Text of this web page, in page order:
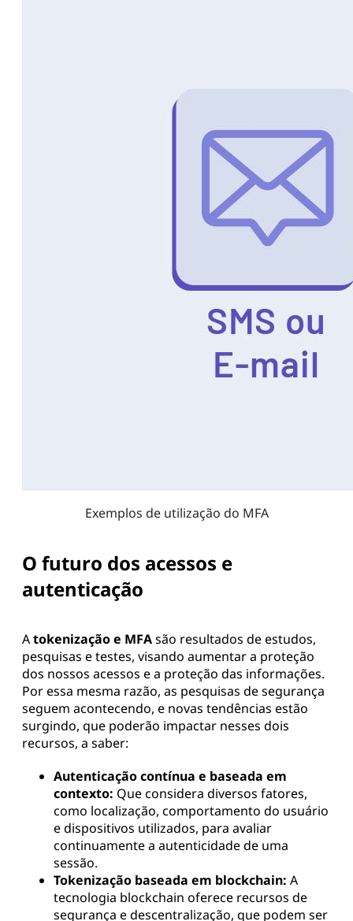
Exemplos de utilização do MFA
O futuro dos acessos e
autenticação
Atokenização e MFAsão resultados de estudos,
pesquisas e testes, visando aumentar a proteção
dos nossos acessos e a proteção das informações.
Por essa mesma razão, as pesquisas de segurança
seguem acontecendo, e novas tendências estão
surgindo, que poderão impactar nesses dois
recursos, a saber:
Autenticação contínua e baseada em
contexto: Que considera diversos fatores,
como localização, comportamento do usuário
e dispositivos utilizados, para avaliar
continuamente a autenticidade de uma
sessão.
Tokenização baseada em blockchain: A
tecnologia blockchain oferece recursos de
segurança e descentralização, que podem ser